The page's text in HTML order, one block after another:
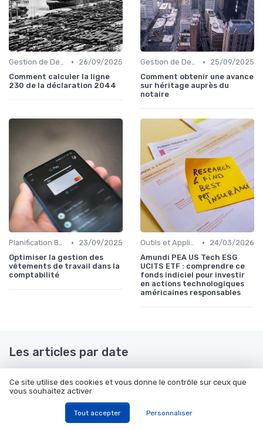
Gestion de Dettes et Crédits •
26/09/2025
Comment calculer la ligne
230 de la déclaration 2044
Gestion de Dettes et Crédits •
25/09/2025
Comment obtenir une avance
sur héritage auprès du
notaire
Planification Budgétaire •
23/09/2025
Optimiser la gestion des
vêtements de travail dans la
comptabilité
Outils et Applications de Gestion Financière •
24/03/2026
Amundi PEA US Tech ESG
UCITS ETF : comprendre ce
fonds indiciel pour investir
en actions technologiques
américaines responsables
Les articles par date
Janvier 2024
Ce site utilise des cookies et vous donne le contrôle sur ceux que
vous souhaitez activer
Tout accepter Personnaliser